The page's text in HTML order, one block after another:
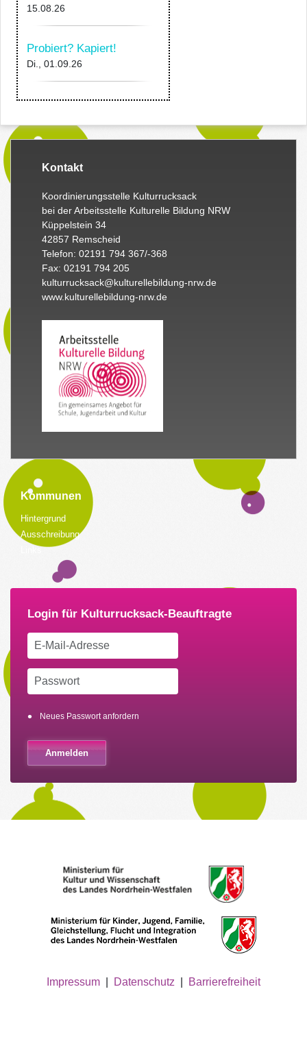
15.08.26
Probiert? Kapiert!
Di., 01.09.26
Kontakt
Koordinierungsstelle Kulturrucksack
bei der Arbeitsstelle Kulturelle Bildung NRW
Küppelstein 34
42857 Remscheid
Telefon: 02191 794 367/-368
Fax: 02191 794 205
kulturrucksack@kulturellebildung-nrw.de
www.kulturellebildung-nrw.de
Kommunen
Hintergrund
Ausschreibung
Links
Neues Passwort anfordern
Impressum Datenschutz Barrierefreiheit